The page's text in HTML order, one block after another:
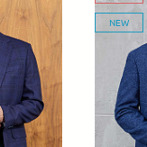
NEW